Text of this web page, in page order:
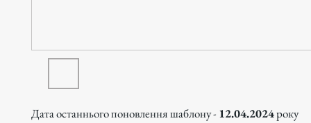
Дата останнього поновлення шаблону - 12.04.2024року